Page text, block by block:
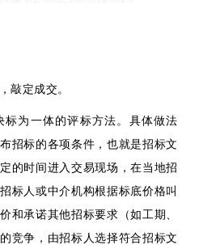
敲定成交。
为一体的评标方法。具体做法
招标的各项条件，也就是招标文
的时间进入交易现场，在当地招
标人或中介机构根据标底价格叫
和承诺其他招标要求（如工期、
竞争，由招标人选择符合招标文